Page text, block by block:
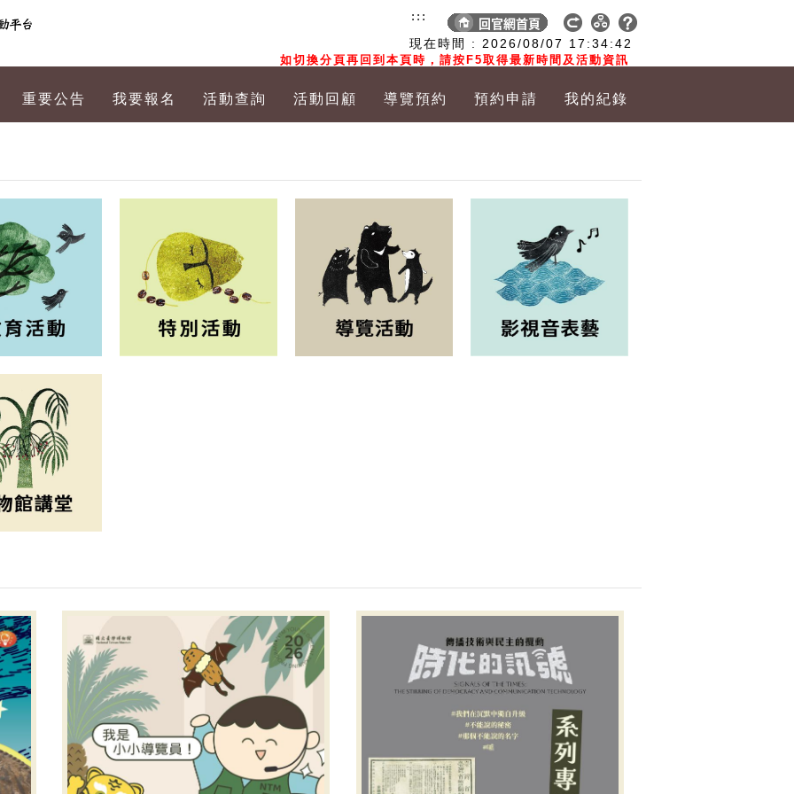
現在時間 : 2026/08/07 17:34:43
如切換分頁再回到本頁時，請按F5取得最新時間及活動資訊
:::
重要公告 我要報名 活動查詢 活動回顧 導覽預約 預約申請 我的紀錄